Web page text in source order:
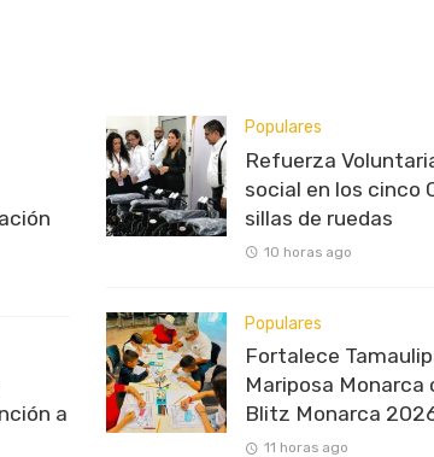
a
Populares
Refuerza
social en los cinco
sillas de ruedas
10 horas ago
Populares
Fortalece
Mariposa
Blitz Monarca
11 horas ago